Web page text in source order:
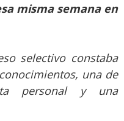
misma semana en
selectivo constaba
una de
personal y una